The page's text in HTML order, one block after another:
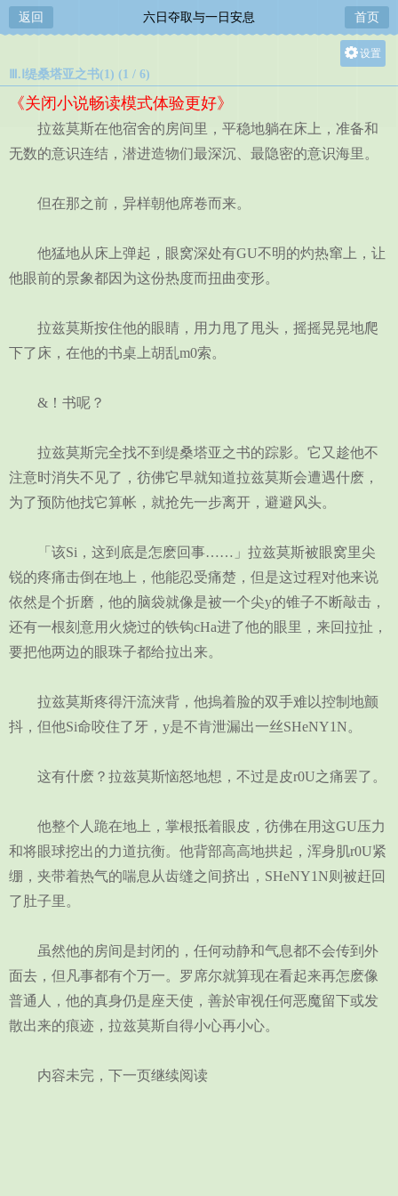
返回 六日夺取与一日安息 首页
设置
中
小
Ⅲ.Ⅰ缇桑塔亚之书(1) (1 / 6)
《关闭小说畅读模式体验更好》
拉兹莫斯在他宿舍的房间里，平稳地躺在床上，准备和
无数的意识连结，潜进造物们最深沉、最隐密的意识海里。
但在那之前，异样朝他席卷而来。
他猛地从床上弹起，眼窝深处有GU不明的灼热窜上，让
他眼前的景象都因为这份热度而扭曲变形。
拉兹莫斯按住他的眼睛，用力甩了甩头，摇摇晃晃地爬
下了床，在他的书桌上胡乱m0索。
&！书呢？
拉兹莫斯完全找不到缇桑塔亚之书的踪影。它又趁他不
注意时消失不见了，彷佛它早就知道拉兹莫斯会遭遇什麽，
为了预防他找它算帐，就抢先一步离开，避避风头。
「该Si，这到底是怎麽回事……」拉兹莫斯被眼窝里尖
锐的疼痛击倒在地上，他能忍受痛楚，但是这过程对他来说
依然是个折磨，他的脑袋就像是被一个尖y的锥子不断敲击，
还有一根刻意用火烧过的铁钩cHa进了他的眼里，来回拉扯，
要把他两边的眼珠子都给拉出来。
拉兹莫斯疼得汗流浃背，他摀着脸的双手难以控制地颤
抖，但他Si命咬住了牙，y是不肯泄漏出一丝SHeNY1N。
这有什麽？拉兹莫斯恼怒地想，不过是皮r0U之痛罢了。
他整个人跪在地上，掌根抵着眼皮，彷佛在用这GU压力
和将眼球挖出的力道抗衡。他背部高高地拱起，浑身肌r0U紧
绷，夹带着热气的喘息从齿缝之间挤出，SHeNY1N则被赶回
了肚子里。
虽然他的房间是封闭的，任何动静和气息都不会传到外
面去，但凡事都有个万一。罗席尔就算现在看起来再怎麽像
普通人，他的真身仍是座天使，善於审视任何恶魔留下或发
散出来的痕迹，拉兹莫斯自得小心再小心。
内容未完，下一页继续阅读